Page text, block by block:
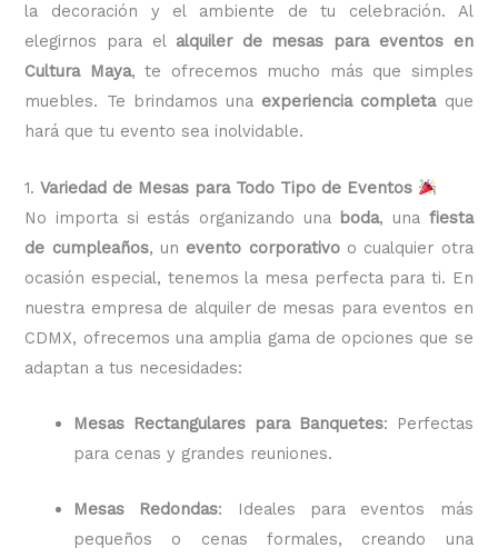
la decoración y el ambiente de tu celebración. Al
elegirnos para el alquiler de mesas para eventos en
Cultura Maya, te ofrecemos mucho más que simples
muebles. Te brindamos una experiencia completaque
hará que tu evento sea inolvidable.
1.Variedad de Mesas para Todo Tipo de Eventos
No importa si estás organizando una boda, una fiesta
de cumpleaños, un evento corporativoo cualquier otra
ocasión especial, tenemos la mesa perfecta para ti. En
nuestra empresa de alquiler de mesas para eventos en
CDMX, ofrecemos una amplia gama de opciones que se
adaptan a tus necesidades:
Mesas Rectangulares para Banquetes: Perfectas
para cenas y grandes reuniones.
Mesas Redondas: Ideales para eventos más
pequeños o cenas formales, creando una